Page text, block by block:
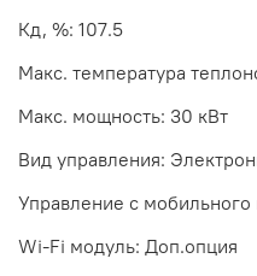
Кд, %: 107.5
Макс. температура
Макс. мощность: 30 кВт
Вид управления:
Управление c
Wi-Fi модуль: Доп.опция